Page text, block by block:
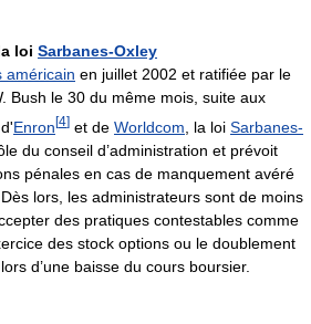
loi Sarbanes-Oxley
américain en juillet 2002 et ratifiée par le
Bush le 30 du même mois, suite aux
Enron[4] et de Worldcom , la loi Sarbanes-
du conseil d’administration et prévoit
pénales en cas de manquement avéré
lors, les administrateurs sont de moins
des pratiques contestables comme
des stock options ou le doublement
d’une baisse du cours boursier.